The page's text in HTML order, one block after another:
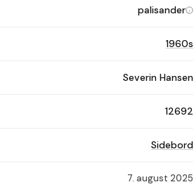
palisander
1960s
Severin Hansen
12692
Sidebord
7. august 2025